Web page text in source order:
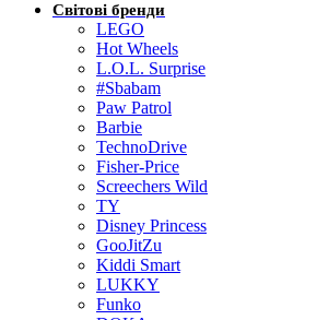
Світові бренди
LEGO
Hot Wheels
L.O.L. Surprise
#Sbabam
Paw Patrol
Barbie
TechnoDrive
Fisher-Price
Screechers Wild
TY
Disney Princess
GooJitZu
Kiddi Smart
LUKKY
Funko